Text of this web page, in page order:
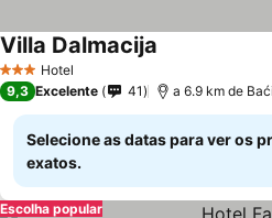
3 EstrelasHotel
Villa Dalmacija
9,3 Excelente 41 a 6.9 km de
Selecione as datas para ver os
exatos.
Escolha popular